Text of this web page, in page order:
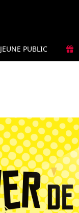
JEUNE PUBLIC